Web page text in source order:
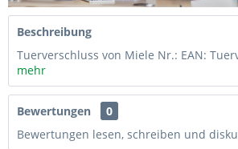
Beschreibung
Tuerverschluss von Miele Nr.: EAN:
mehr
Bewertungen
0
Bewertungen lesen, schreiben und